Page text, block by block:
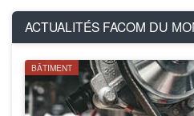
ACTUALITÉS FACOM DU
BÂTIMENT